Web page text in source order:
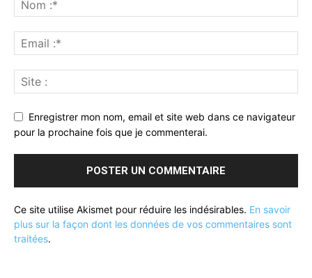
Enregistrer mon nom, email et site web dans ce navigateur
pour la prochaine fois que je commenterai.
Ce site utilise Akismet pour réduire les indésirables. En savoir
plus sur la façon dont les données de vos commentaires sont
traitées.